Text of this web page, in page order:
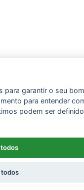
para garantir o seu
para entender
podem ser
todos